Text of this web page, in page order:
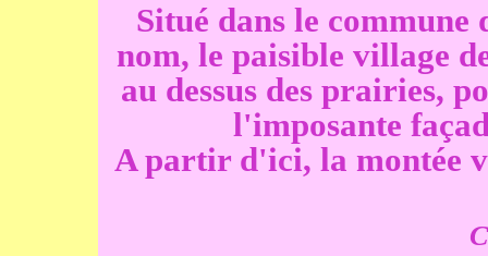
Situé dans le commune
nom, le paisible village
au dessus des prairies,
l'imposante
A partir d'ici, la montée